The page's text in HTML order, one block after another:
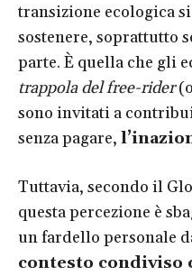
transizione ecologica
sostenere, soprattutto
parte. È quella che gli
trappola del free-rider
sono invitati a
senza pagare,
Tuttavia, secondo il
questa percezione è
un fardello personale
contesto condiviso